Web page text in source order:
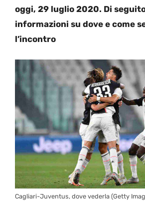
oggi, 29 luglio 2020. Di
informazioni su dove e come
l’incontro
Cagliari-Juventus, dove vederla (Getty